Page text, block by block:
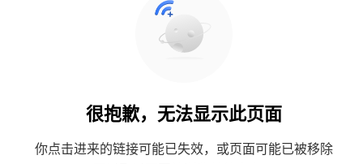
很抱歉，无法显示此页面
你点击进来的链接可能已失效，或页面可能已被移除